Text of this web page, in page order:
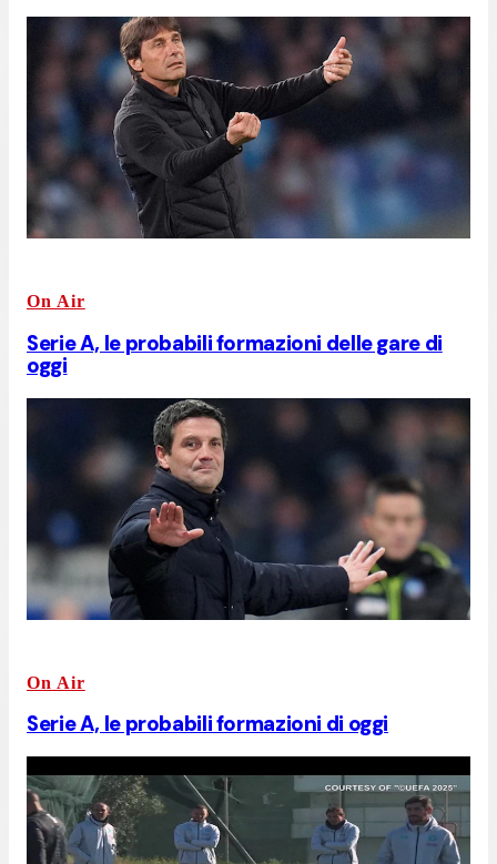
On Air
Serie A, le probabili formazioni delle gare di
oggi
On Air
Serie A, le probabili formazioni di oggi